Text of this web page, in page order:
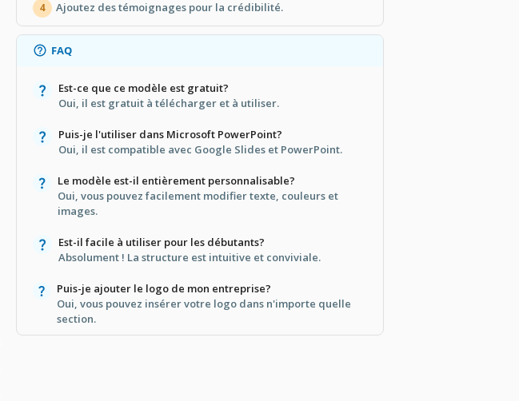
4 Ajoutez des témoignages pour la crédibilité.
FAQ
Est-ce que ce modèle est gratuit?
Oui, il est gratuit à télécharger et à utiliser.
Puis-je l'utiliser dans Microsoft PowerPoint?
Oui, il est compatible avec Google Slides et PowerPoint.
Le modèle est-il entièrement personnalisable?
Oui, vous pouvez facilement modifier texte, couleurs et
images.
Est-il facile à utiliser pour les débutants?
Absolument ! La structure est intuitive et conviviale.
Puis-je ajouter le logo de mon entreprise?
Oui, vous pouvez insérer votre logo dans n'importe quelle
section.